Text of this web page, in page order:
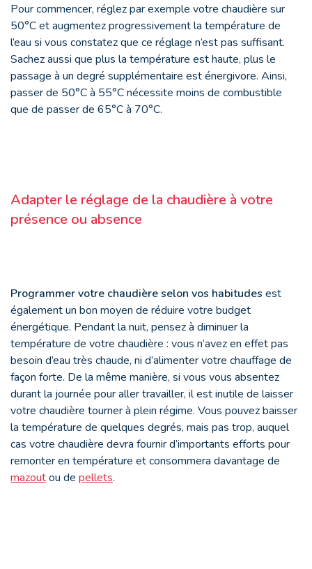
Pour commencer, réglez par exemple votre chaudière sur
50°C et augmentez progressivement la température de
l’eau si vous constatez que ce réglage n’est pas suffisant.
Sachez aussi que plus la température est haute, plus le
passage à un degré supplémentaire est énergivore. Ainsi,
passer de 50°C à 55°C nécessite moins de combustible
que de passer de 65°C à 70°C.
Adapter le réglage de la chaudière à votre
présence ou absence
Programmer votre chaudière selon vos habitudes est
également un bon moyen de réduire votre budget
énergétique. Pendant la nuit, pensez à diminuer la
température de votre chaudière : vous n’avez en effet pas
besoin d’eau très chaude, ni d’alimenter votre chauffage de
façon forte. De la même manière, si vous vous absentez
durant la journée pour aller travailler, il est inutile de laisser
votre chaudière tourner à plein régime. Vous pouvez baisser
la température de quelques degrés, mais pas trop, auquel
cas votre chaudière devra fournir d’importants efforts pour
remonter en température et consommera davantage de
mazoutou de pellets.